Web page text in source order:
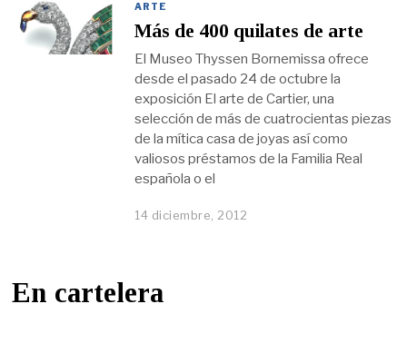
ARTE
Más de 400 quilates de arte
El Museo Thyssen Bornemissa ofrece
desde el pasado 24 de octubre la
exposición El arte de Cartier, una
selección de más de cuatrocientas piezas
de la mítica casa de joyas así como
valiosos préstamos de la Familia Real
española o el
14 diciembre, 2012
En cartelera